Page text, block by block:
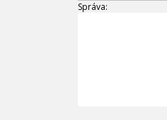
Správa: